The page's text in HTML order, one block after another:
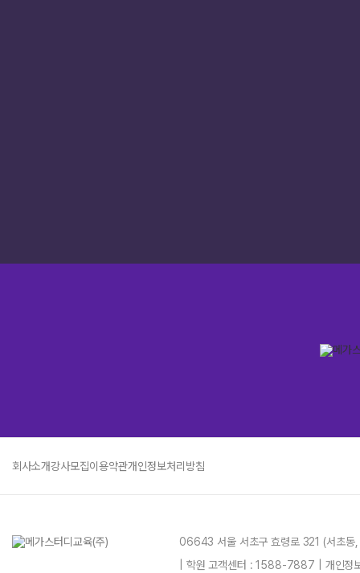
회사소개강사모집이용약관개인정보처리방침
06643 서울 서초구 효령로 321 (서초
| 학원 고객센터 : 1588-7887 | 개인